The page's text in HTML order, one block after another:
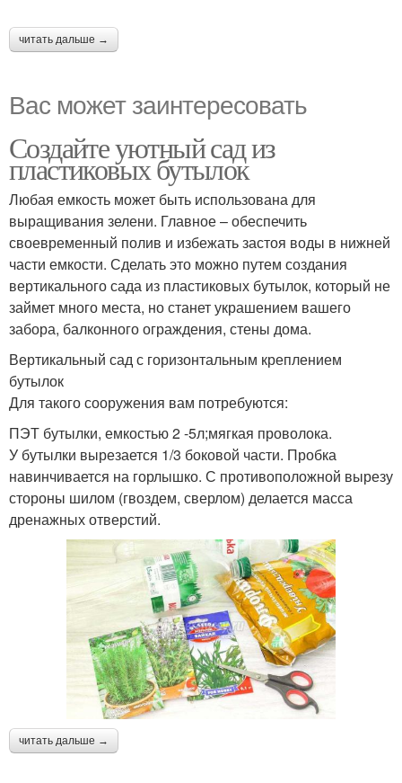
читать дальше →
Вас может заинтересовать
Создайте уютный сад из
пластиковых бутылок
Любая емкость может быть использована для
выращивания зелени. Главное – обеспечить
своевременный полив и избежать застоя воды в нижней
части емкости. Сделать это можно путем создания
вертикального сада из пластиковых бутылок, который не
займет много места, но станет украшением вашего
забора, балконного ограждения, стены дома.
Вертикальный сад с горизонтальным креплением
бутылок
Для такого сооружения вам потребуются:
ПЭТ бутылки, емкостью 2 -5л;мягкая проволока.
У бутылки вырезается 1/3 боковой части. Пробка
навинчивается на горлышко. С противоположной вырезу
стороны шилом (гвоздем, сверлом) делается масса
дренажных отверстий.
читать дальше →